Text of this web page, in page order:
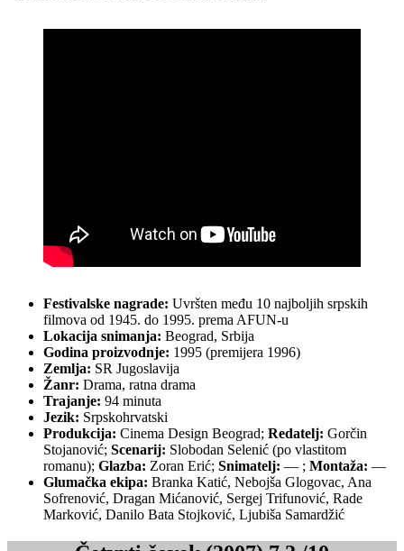
Festivalske nagrade: Uvršten među 10 najboljih srpskih
filmova od 1945. do 1995. prema AFUN-u
Lokacija snimanja: Beograd, Srbija
Godina proizvodnje: 1995 (premijera 1996)
Zemlja: SR Jugoslavija
Žanr: Drama, ratna drama
Trajanje: 94 minuta
Jezik: Srpskohrvatski
Produkcija: Cinema Design Beograd; Redatelj: Gorčin
Stojanović; Scenarij: Slobodan Selenić (po vlastitom
romanu); Glazba: Zoran Erić; Snimatelj: — ; Montaža: —
Glumačka ekipa: Branka Katić, Nebojša Glogovac, Ana
Sofrenović, Dragan Mićanović, Sergej Trifunović, Rade
Marković, Danilo Bata Stojković, Ljubiša Samardžić